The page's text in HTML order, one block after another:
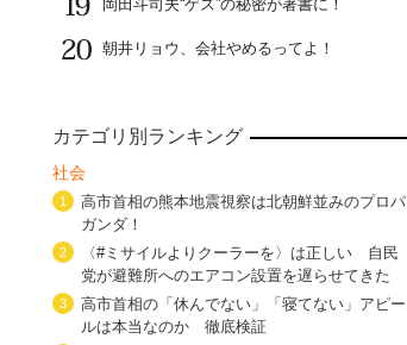
岡田斗司夫“ゲス”の秘密が著書に！
20
朝井リョウ、会社やめるってよ！
カテゴリ別ランキング
社会
1
高市首相の熊本地震視察は北朝鮮並みのプロパ
ガンダ！
2
〈#ミサイルよりクーラーを〉は正しい 自民
党が避難所へのエアコン設置を遅らせてきた
3
高市首相の「休んでない」「寝てない」アピー
ルは本当なのか 徹底検証